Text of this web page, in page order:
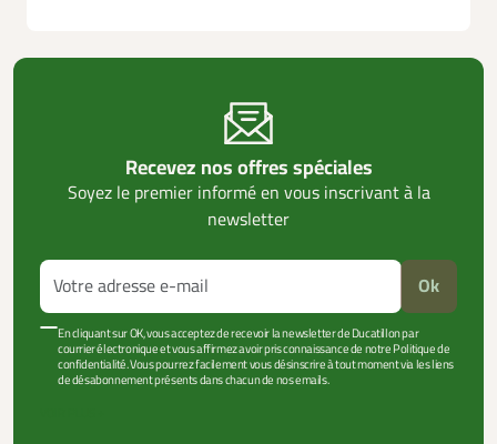
Recevez nos offres spéciales
Soyez le premier informé en vous inscrivant à la
newsletter
Ok
En cliquant sur OK, vous acceptez de recevoir la newsletter de Ducatillon par
courrier électronique et vous affirmez avoir pris connaissance de notre Politique de
confidentialité. Vous pourrez facilement vous désinscrire à tout moment via les liens
de désabonnement présents dans chacun de nos emails.